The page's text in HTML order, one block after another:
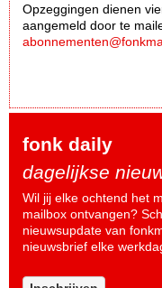
Opzeggingen dienen
aangemeld door te
fonk daily
dagelijkse
Wil jij elke ochtend het
mailbox ontvangen?
nieuwsupdate van
nieuwsbrief elke